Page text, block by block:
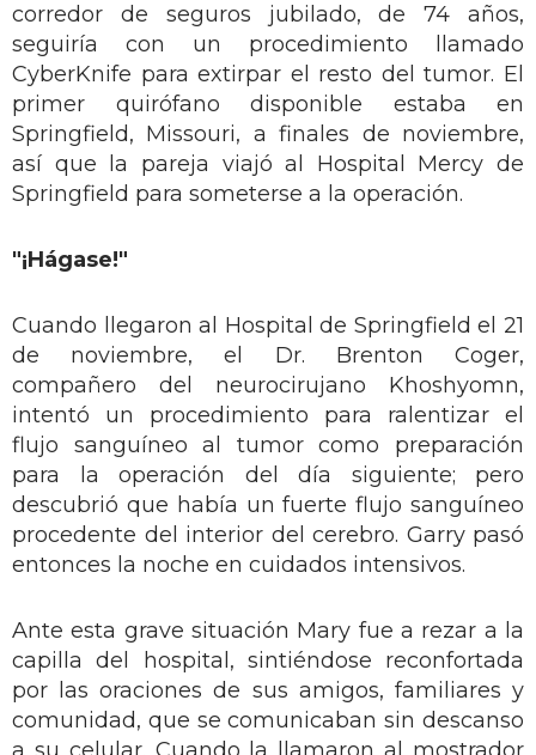
corredor de seguros jubilado, de 74 años,
seguiría con un procedimiento llamado
CyberKnife para extirpar el resto del tumor. El
primer quirófano disponible estaba en
Springfield, Missouri, a finales de noviembre,
así que la pareja viajó al Hospital Mercy de
Springfield para someterse a la operación.
"¡Hágase!"
Cuando llegaron al Hospital de Springfield el 21
de noviembre, el Dr. Brenton Coger,
compañero del neurocirujano Khoshyomn,
intentó un procedimiento para ralentizar el
flujo sanguíneo al tumor como preparación
para la operación del día siguiente; pero
descubrió que había un fuerte flujo sanguíneo
procedente del interior del cerebro. Garry pasó
entonces la noche en cuidados intensivos.
Ante esta grave situación Mary fue a rezar a la
capilla del hospital, sintiéndose reconfortada
por las oraciones de sus amigos, familiares y
comunidad, que se comunicaban sin descanso